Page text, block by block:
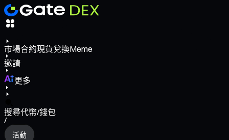
市場合約現貨兌換Meme
邀請
更多
搜尋代幣/錢包
/
活動